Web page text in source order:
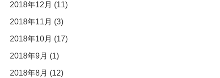
2018年12月 (11)
2018年11月 (3)
2018年10月 (17)
2018年9月 (1)
2018年8月 (12)